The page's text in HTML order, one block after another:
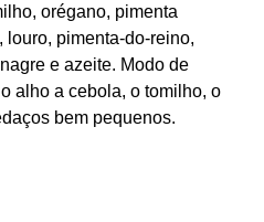
orégano, pimenta
louro, pimenta-do-reino,
e azeite. Modo de
alho a cebola, o tomilho, o
bem pequenos.